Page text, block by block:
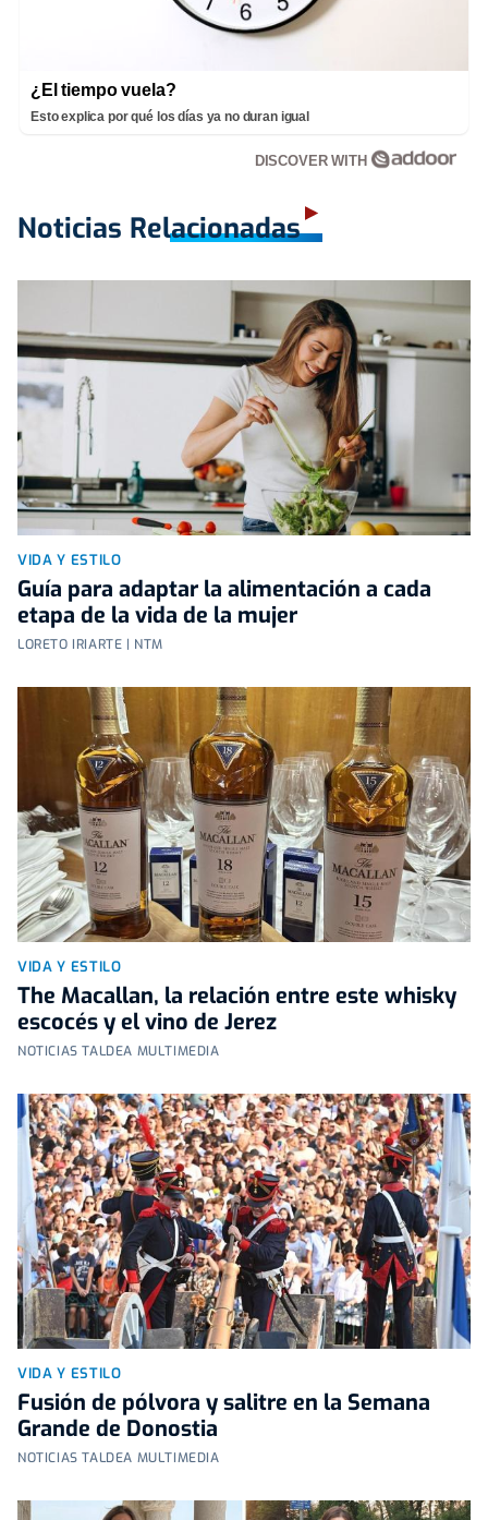
¿El tiempo vuela?
Esto explica por qué los días ya no duran igual
DISCOVER WITH
Noticias Relacionadas
VIDA Y ESTILO
Guía para adaptar la alimentación a cada
etapa de la vida de la mujer
LORETO IRIARTE | NTM
VIDA Y ESTILO
The Macallan, la relación entre este whisky
escocés y el vino de Jerez
NOTICIAS TALDEA MULTIMEDIA
VIDA Y ESTILO
Fusión de pólvora y salitre en la Semana
Grande de Donostia
NOTICIAS TALDEA MULTIMEDIA